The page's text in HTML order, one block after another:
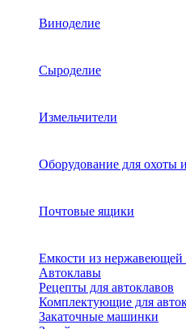
Виноделие
Сыроделие
Измельчители
Оборудование для охоты
Почтовые ящики
Емкости из нержавеющей
Автоклавы
Рецепты для автоклавов
Комплектующие для
Закаточные машинки